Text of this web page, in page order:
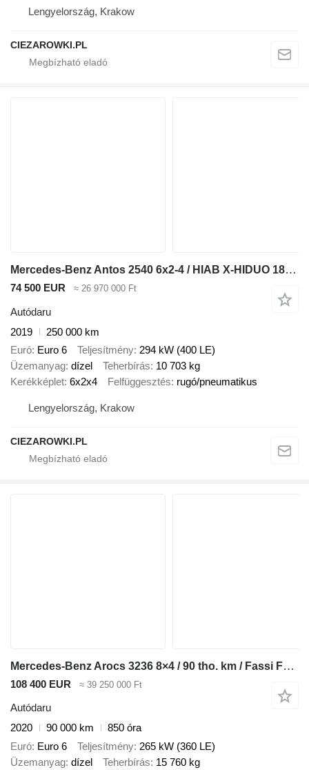
Lengyelország, Krakow
CIEZAROWKI.PL
Mercedes-Benz Antos 2540 6x2-4 / HIAB X-HIDUO 188 ES-4 crane / Rotator / remot
74 500 EUR ≈ 26 970 000 Ft
Autódaru
2019
250 000 km
Euró Euro 6 Teljesítmény 294 kW (400 LE)
Üzemanyag dízel Teherbírás 10 703 kg
Kerékképlet 6x2x4 Felfüggesztés rugó/pneumatikus
Lengyelország, Krakow
CIEZAROWKI.PL
Mercedes-Benz Arocs 3236 8×4 / 90 tho. km / Fassi F155A.0.22 / remote control
108 400 EUR ≈ 39 250 000 Ft
Autódaru
2020
90 000 km
850 óra
Euró Euro 6 Teljesítmény 265 kW (360 LE)
Üzemanyag dízel Teherbírás 15 760 kg